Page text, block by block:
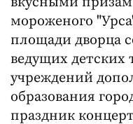
мороженого
площади дворца
ведущих детских
учреждений
образования
праздник